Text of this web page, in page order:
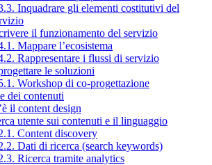
Inquadrare gli elementi costitutivi del
il funzionamento del servizio
Mappare l’ecosistema
Rappresentare i flussi di servizio
le soluzioni
Workshop di co-progettazione
dei contenuti
il content design
utente sui contenuti e il linguaggio
Content discovery
Dati di ricerca (search keywords)
Ricerca tramite analytics